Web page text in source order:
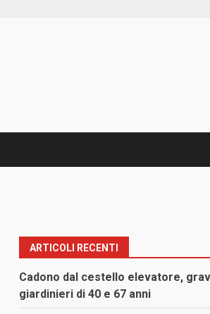
ARTICOLI RECENTI
Cadono dal cestello elevatore,
giardinieri di 40 e 67 anni